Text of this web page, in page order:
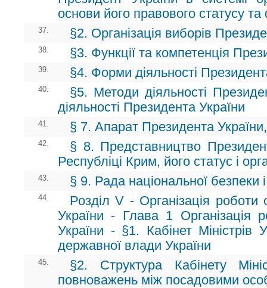
основи його правового статусу
37. §2. Організація виборів
38. §3. Функції та компетенція
39. §4. Форми діяльності
40.
§5. Методи діяльності
діяльності Президента України
41. § 7. Апарат Президента України,
42.
§ 8. Представництво
Республіці Крим, його статус і
43. § 9. Рада національної безпеки
44.
Розділ V - Організація роботи
України - Глава 1 Організація
України - §1. Кабінет Міністрів
державної влади України
45.
§2. Структура Кабінету
повноважень між посадовими